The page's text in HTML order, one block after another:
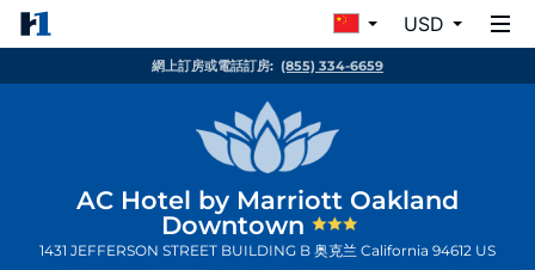
USD
網上訂房或電話訂房: (855) 334-6659
AC Hotel by Marriott Oakland
Downtown
1431 JEFFERSON STREET BUILDING B 奥克兰 California 94612 US